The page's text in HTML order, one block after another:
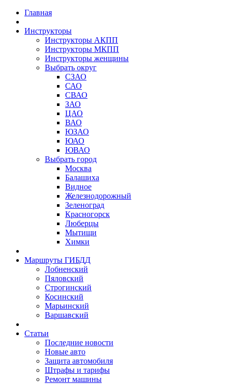
Главная
Инструкторы
Инструкторы АКПП
Инструкторы МКПП
Инструкторы женщины
Выбрать округ
СЗАО
САО
СВАО
ЗАО
ЦАО
ВАО
ЮЗАО
ЮАО
ЮВАО
Выбрать город
Москва
Балашиха
Видное
Железнодорожный
Зеленоград
Красногорск
Люберцы
Мытищи
Химки
Маршруты ГИБДД
Лобненский
Пяловский
Строгинский
Косинский
Марьинский
Варшавский
Статьи
Последние новости
Новые авто
Защита автомобиля
Штрафы и тарифы
Ремонт машины